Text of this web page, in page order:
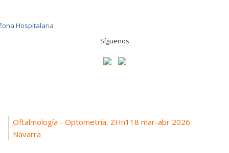
Síguenos
Oftalmología - Optometría, ZHn118 mar-abr 2026
Navarra